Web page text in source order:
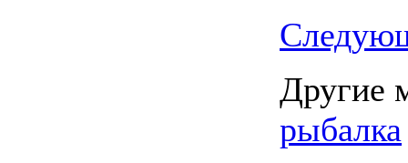
Другие
рыбалка